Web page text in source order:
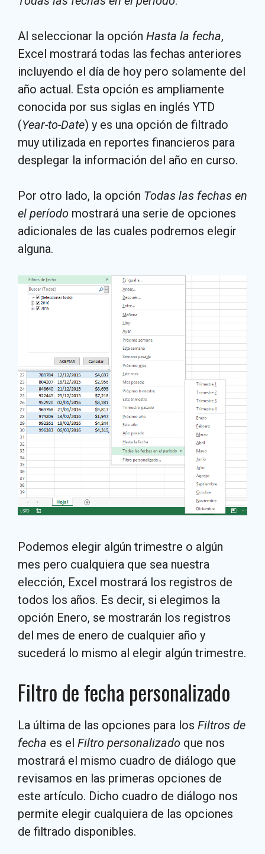
Al seleccionar la opción Hasta la fecha,
Excel mostrará todas las fechas anteriores
incluyendo el día de hoy pero solamente del
año actual. Esta opción es ampliamente
conocida por sus siglas en inglés YTD
(Year-to-Date) y es una opción de filtrado
muy utilizada en reportes financieros para
desplegar la información del año en curso.
Por otro lado, la opción Todas las fechas en
el período mostrará una serie de opciones
adicionales de las cuales podremos elegir
alguna.
Podemos elegir algún trimestre o algún
mes pero cualquiera que sea nuestra
elección, Excel mostrará los registros de
todos los años. Es decir, si elegimos la
opción Enero, se mostrarán los registros
del mes de enero de cualquier año y
sucederá lo mismo al elegir algún trimestre.
Filtro de fecha personalizado
La última de las opciones para los Filtros de
fecha es el Filtro personalizado que nos
mostrará el mismo cuadro de diálogo que
revisamos en las primeras opciones de
este artículo. Dicho cuadro de diálogo nos
permite elegir cualquiera de las opciones
de filtrado disponibles.